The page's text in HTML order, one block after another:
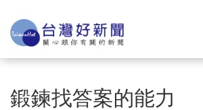
鍛鍊找答案的能力